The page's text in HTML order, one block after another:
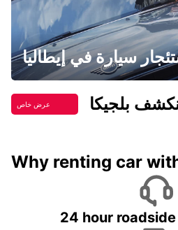
سيارة في إيطاليا
عرض خاص بلجيكا
Why renting car
24 hour